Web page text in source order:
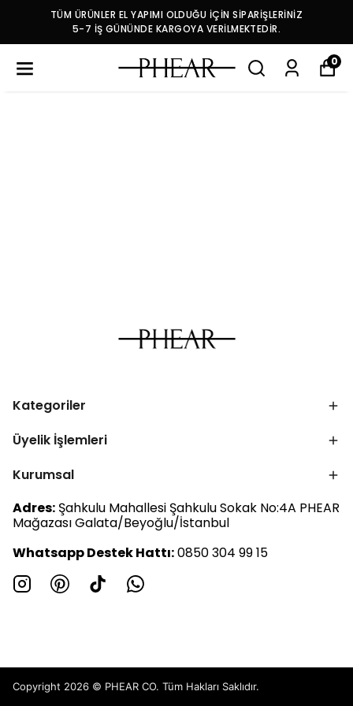
TÜM ÜRÜNLER EL YAPIMI OLDUĞU İÇİN SİPARİŞLERİNİZ
5-7 İŞ GÜNÜNDE KARGOYA VERİLMEKTEDİR.
0
Kategoriler
Üyelik İşlemleri
Kurumsal
Adres: Şahkulu Mahallesi Şahkulu Sokak No:4A PHEAR
Mağazası Galata/Beyoğlu/İstanbul
Whatsapp Destek Hattı:0850 304 99 15
Copyright 2026 © PHEAR CO. Tüm Hakları Saklıdır.